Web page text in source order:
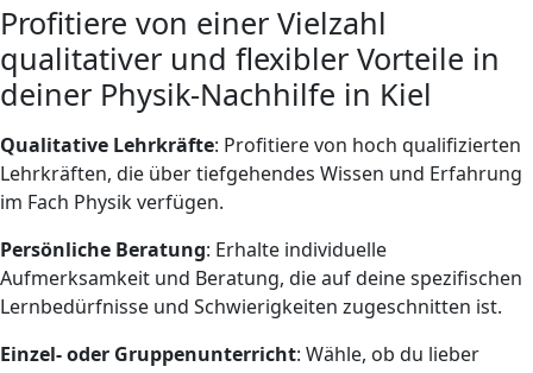
Profitiere von einer Vielzahl
qualitativer und flexibler Vorteile in
deiner Physik-Nachhilfe in Kiel
Qualitative Lehrkräfte: Profitiere von hoch qualifizierten
Lehrkräften, die über tiefgehendes Wissen und Erfahrung
im Fach Physik verfügen.
Persönliche Beratung: Erhalte individuelle
Aufmerksamkeit und Beratung, die auf deine spezifischen
Lernbedürfnisse und Schwierigkeiten zugeschnitten ist.
Einzel- oder Gruppenunterricht: Wähle, ob du lieber